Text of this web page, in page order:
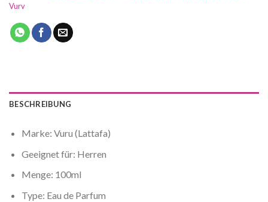
Vurv
BESCHREIBUNG
Marke: Vuru (Lattafa)
Geeignet für: Herren
Menge: 100ml
Type: Eau de Parfum